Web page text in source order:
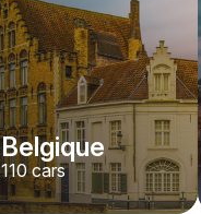
Belgique
110cars